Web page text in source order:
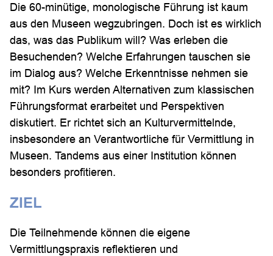
Die 60-minütige, monologische Führung ist kaum
aus den Museen wegzubringen. Doch ist es wirklich
das, was das Publikum will? Was erleben die
Besuchenden? Welche Erfahrungen tauschen sie
im Dialog aus? Welche Erkenntnisse nehmen sie
mit? Im Kurs werden Alternativen zum klassischen
Führungsformat erarbeitet und Perspektiven
diskutiert. Er richtet sich an Kulturvermittelnde,
insbesondere an Verantwortliche für Vermittlung in
Museen. Tandems aus einer Institution können
besonders profitieren.
ZIEL
Die Teilnehmende können die eigene
Vermittlungspraxis reflektieren und